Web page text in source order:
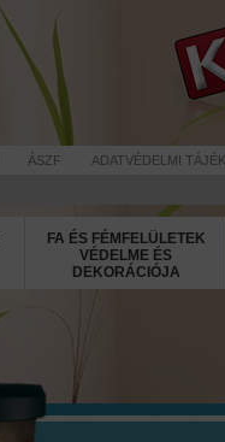
ÁSZF ADATVÉDELMI
FA ÉS FÉMFELÜLETEK
VÉDELME ÉS
DEKORÁCIÓJA